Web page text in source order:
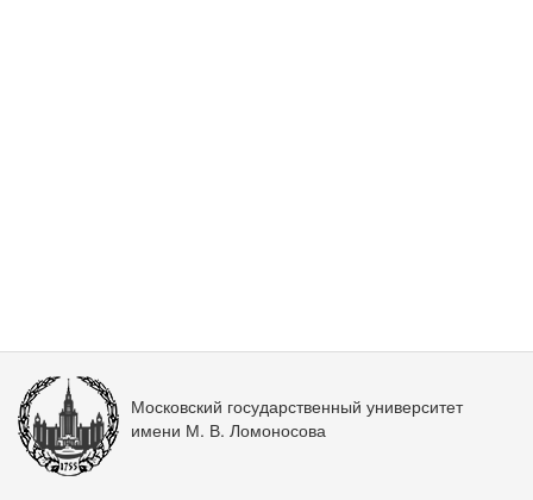
Московский государственный университет
имени М. В. Ломоносова